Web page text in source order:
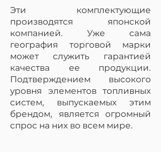
Эти комплектующие
производятся японской
компанией. Уже сама
география торговой марки
может служить гарантией
качества ее продукции.
Подтверждением высокого
уровня элементов топливных
систем, выпускаемых этим
брендом, является огромный
спрос на них во всем мире.